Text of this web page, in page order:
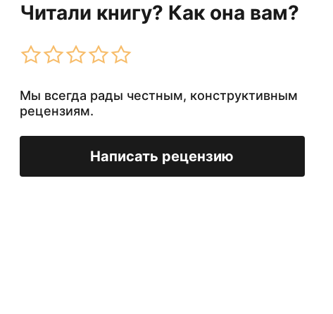
Читали книгу? Как она вам?
Мы всегда рады честным, конструктивным
рецензиям.
Написать рецензию